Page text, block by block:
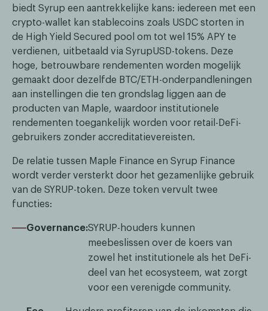
biedt Syrup een aantrekkelijke kans: iedereen met een
crypto-wallet kan stablecoins zoals USDC storten in
de High Yield Secured pool om tot wel 15% APY te
verdienen, uitbetaald via SyrupUSD-tokens. Deze
hoge, betrouwbare rendementen worden mogelijk
gemaakt door dezelfde BTC/ETH-onderpandleningen
aan instellingen die ten grondslag liggen aan de
producten van Maple, waardoor institutionele
rendementen toegankelijk worden voor retail-DeFi-
gebruikers zonder accreditatievereisten.
De relatie tussen Maple Finance en Syrup Finance
wordt verder versterkt door het gezamenlijke gebruik
van de SYRUP-token. Deze token vervult twee
functies:
Governance:SYRUP-houders kunnen
meebeslissen over de koers van
zowel het institutionele als het DeFi-
deel van het ecosysteem, wat zorgt
voor een verenigde community.